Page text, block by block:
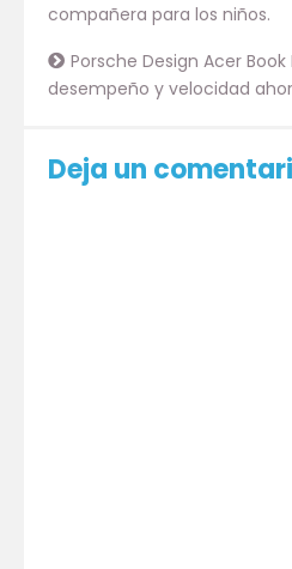
compañera para los niños.
Porsche Design Acer
desempeño y velocidad
Deja un